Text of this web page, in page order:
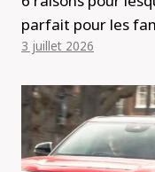
parfait pour les
3 juillet 2026